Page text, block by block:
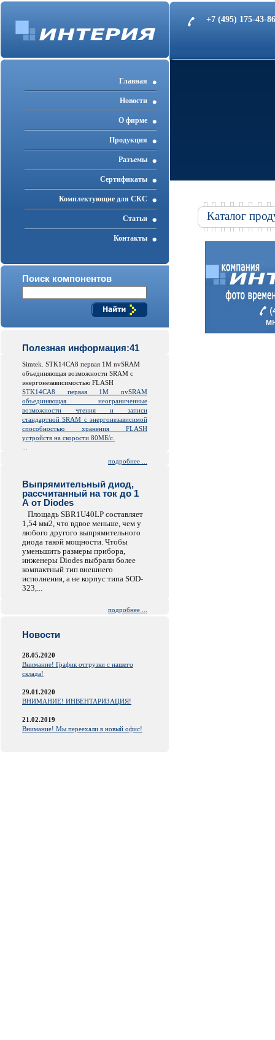
+7 (495) 175-43-
Главная
Новости
О фирме
Продукция
Разъемы
Cертификаты
Комплектующие для СКС
Статьи
Контакты
Поиск компонентов
Полезная информация:41
Simtek. STK14CA8 первая 1M nvSRAM
объединяющая возможности SRAM с
энергонезависимостью FLASH
STK14CA8 первая 1M nvSRAM
объединяющая неограниченные
возможности чтения и записи
стандартной SRAM с энергонезависимой
способностью хранения FLASH
устройств на скорости 80МБ/с.
подробнее ...
Выпрямительный диод,
рассчитанный на ток до 1
А от Diodes
Площадь SBR1U40LP составляет
1,54 мм2, что вдвое меньше, чем у
любого другого выпрямительного
диода такой мощности. Чтобы
уменьшить размеры прибора,
инженеры Diodes выбрали более
компактный тип внешнего
исполнения, а не корпус типа SOD-
323,...
подробнее ...
Новости
28.05.2020
Внимание! График отгрузки с нашего
склада!
29.01.2020
ВНИМАНИЕ! ИНВЕНТАРИЗАЦИЯ!
21.02.2019
Внимание! Мы переехали в новый офис!
Каталог